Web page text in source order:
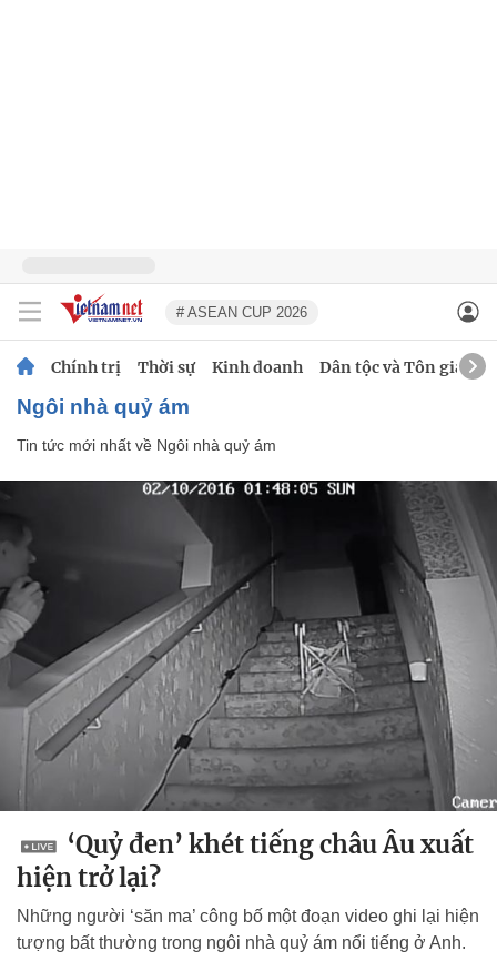
# ASEAN CUP 2026
Chính trị Thời sự Kinh doanh Dân tộc và Tôn giáo
Ngôi nhà quỷ ám
Tin tức mới nhất về Ngôi nhà quỷ ám
‘Quỷ đen’ khét tiếng châu Âu xuất
hiện trở lại?
Những người ‘săn ma’ công bố một đoạn video ghi lại hiện
tượng bất thường trong ngôi nhà quỷ ám nổi tiếng ở Anh.